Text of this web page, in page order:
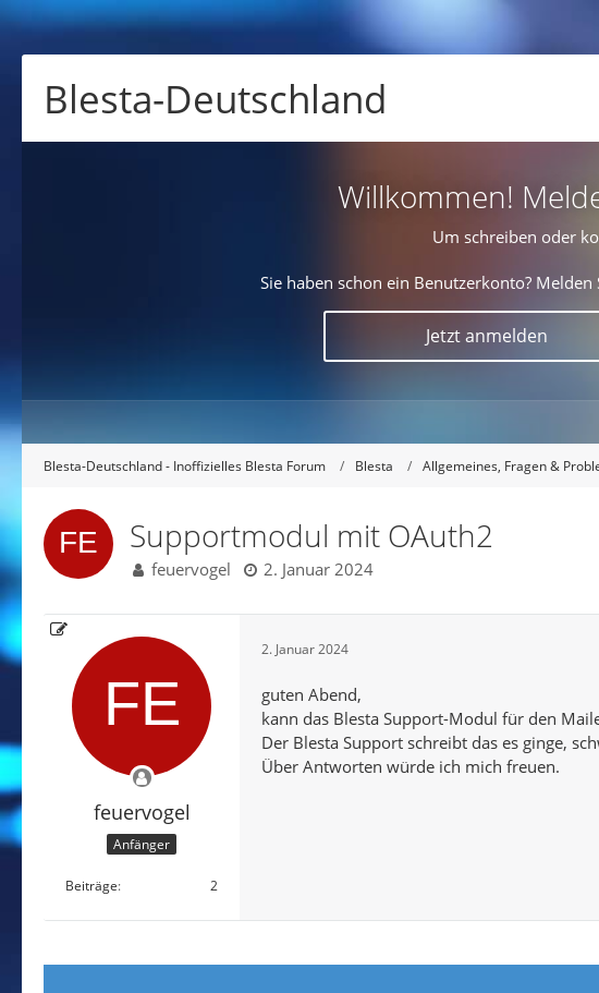
Blesta-Deutschland
Willkommen!
Um schreiben oder
Sie haben schon ein Benutzerkonto? Melden
Jetzt anmelden
Blesta-Deutschland - Inoffizielles Blesta Forum Blesta Allgemeines, Fragen &
Supportmodul mit OAuth2
feuervogel 2. Januar 2024
feuervogel
Anfänger
Beiträge 2
2. Januar 2024
guten Abend,
kann das Blesta Support-Modul für den
Der Blesta Support schreibt das es ginge,
Über Antworten würde ich mich freuen.